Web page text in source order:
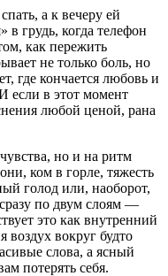
а к вечеру ей
в грудь, когда телефон
как пережить
не только боль, но
где кончается любовь и
если в этот момент
любой ценой, рана
но и на ритм
ком в горле, тяжесть
голод или, наоборот,
по двум слоям —
это как внутренний
воздух вокруг будто
слова, а ясный
потерять себя.